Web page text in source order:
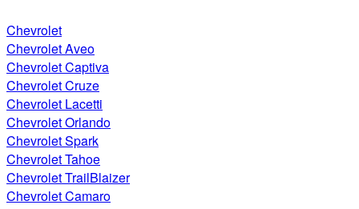
Chevrolet
Chevrolet Aveo
Chevrolet Captiva
Chevrolet Cruze
Chevrolet Lacetti
Chevrolet Orlando
Chevrolet Spark
Chevrolet Tahoe
Chevrolet TrailBlaizer
Chevrolet Camaro